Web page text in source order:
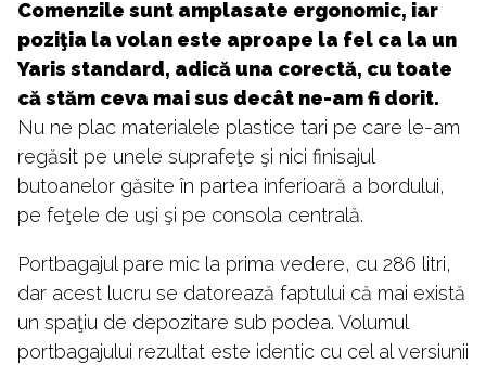
Comenzile sunt amplasate ergonomic, iar
poziţia la volan este aproape la fel ca la un
Yaris standard, adică una corectă, cu toate
că stăm ceva mai sus decât ne-am fi dorit.
Nu ne plac materialele plastice tari pe care le-am
regăsit pe unele suprafeţe şi nici finisajul
butoanelor găsite în partea inferioară a bordului,
pe feţele de uşi şi pe consola centrală.
Portbagajul pare mic la prima vedere, cu 286 litri,
dar acest lucru se datorează faptului că mai există
un spaţiu de depozitare sub podea. Volumul
portbagajului rezultat este identic cu cel al versiunii